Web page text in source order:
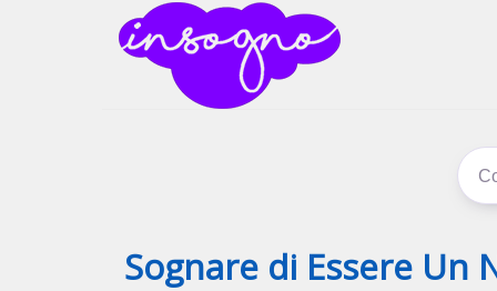
Sognare di Essere Un